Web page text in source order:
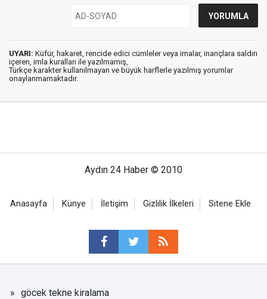
UYARI: Küfür, hakaret, rencide edici cümleler veya imalar, inançlara saldırı
içeren, imla kuralları ile yazılmamış,
Türkçe karakter kullanılmayan ve büyük harflerle yazılmış yorumlar
onaylanmamaktadır.
Aydın 24 Haber © 2010
Anasayfa Künye İletişim Gizlilik İlkeleri Sitene Ekle
göcek tekne kiralama